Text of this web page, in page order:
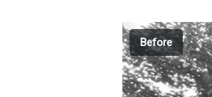
Before